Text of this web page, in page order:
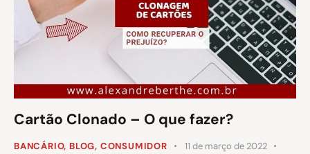
Cartão Clonado – O que fazer?
BANCÁRIO, BLOG, CONSUMIDOR
11 de março de 2022